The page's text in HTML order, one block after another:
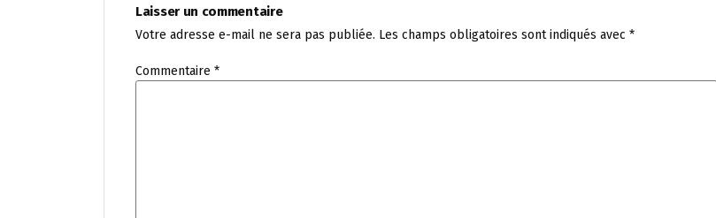
Laisser un commentaire
Votre adresse e-mail ne sera pas publiée. Les champs obligatoires sont indiqués avec *
Commentaire *